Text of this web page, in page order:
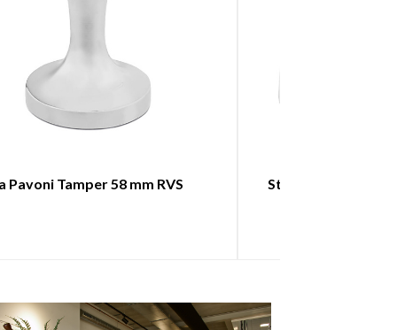
Pavoni Tamper 58 mm RVS
Stelton Nohr